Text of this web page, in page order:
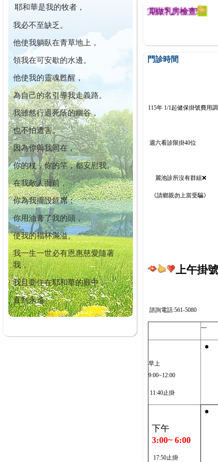
耶和華是我的牧者，
我必不至缺乏。
他使我躺臥在青草地上，
領我在可安歇的水邊。
他使我的靈魂甦醒，
為自己的名引導我走義路。
我雖然行過死蔭的幽谷，
也不怕遭害。
因為你與我同在，
你的杖，你的竿，都安慰我。
在我敵人面前，
你為我擺設筵席；
你用油膏了我的頭，
使我的福杯滿溢。
我一生一世必有恩惠慈愛隨著
我，
我且要住在耶和華的殿中，
直到永遠。
今已篩檢出1700位乳癌患者,提醒您定期做乳房檢查!
門診時間
115年 1/1起健保掛號費用
週六看診限掛40位
麗池診所沒有群組❌
《請鄉親勿上當受騙》
上午掛
諮詢電話:561-5080
一
早上
9:00~12:00
11:40止掛
●
下午
3:00~ 6:00
17:50止掛
●